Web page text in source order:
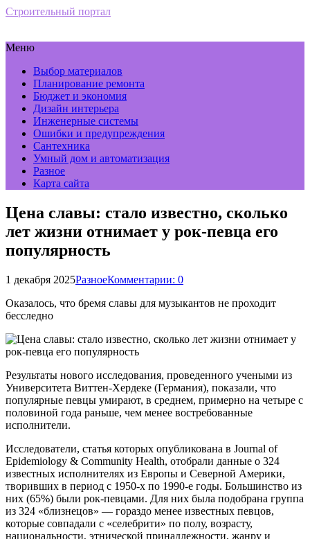
Строительный портал
Меню
Выбор материалов
Планирование ремонта
Бюджет и экономия
Дизайн интерьера
Инженерные системы
Ошибки и предупреждения
Сантехника
Умный дом и автоматизация
Разное
Карта сайта
Цена славы: стало известно, сколько
лет жизни отнимает у рок-певца его
популярность
1 декабря 2025РазноеКомментарии: 0
Оказалось, что бремя славы для музыкантов не проходит
бесследно
Результаты нового исследования, проведенного учеными из
Университета Виттен-Хердеке (Германия), показали, что
популярные певцы умирают, в среднем, примерно на четыре с
половиной года раньше, чем менее востребованные
исполнители.
Исследователи, статья которых опубликована в Journal of
Epidemiology & Community Health, отобрали данные о 324
известных исполнителях из Европы и Северной Америки,
творивших в период с 1950-х по 1990-е годы. Большинство из
них (65%) были рок-певцами. Для них была подобрана группа
из 324 «близнецов» — гораздо менее известных певцов,
которые совпадали с «селебрити» по полу, возрасту,
национальности, этнической принадлежности, жанру и